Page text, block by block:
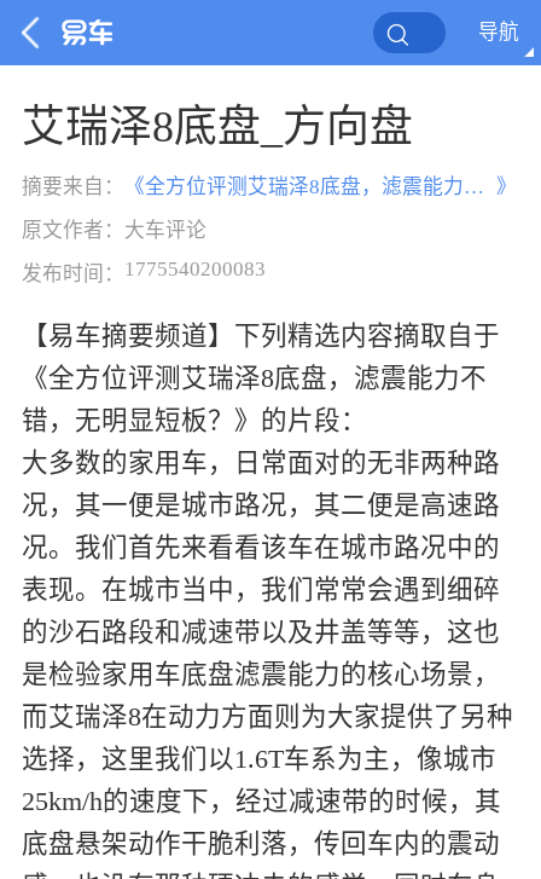
导航
艾瑞泽8底盘_方向盘
摘要来自： 《 全方位评测艾瑞泽8底盘，滤震能力不错，无明显短板？
》
原文作者： 大车评论
发布时间： 1775540200083
【易车摘要频道】下列精选内容摘取自于
《全方位评测艾瑞泽8底盘，滤震能力不
错，无明显短板？》的片段：
大多数的家用车，日常面对的无非两种路
况，其一便是城市路况，其二便是高速路
况。我们首先来看看该车在城市路况中的
表现。在城市当中，我们常常会遇到细碎
的沙石路段和减速带以及井盖等等，这也
是检验家用车底盘滤震能力的核心场景，
而艾瑞泽8在动力方面则为大家提供了另种
选择，这里我们以1.6T车系为主，像城市
25km/h的速度下，经过减速带的时候，其
底盘悬架动作干脆利落，传回车内的震动